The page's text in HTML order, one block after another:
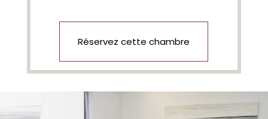
Réservez cette chambre